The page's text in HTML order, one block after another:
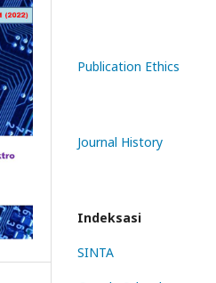
Publication Ethics
Journal History
Indeksasi
SINTA